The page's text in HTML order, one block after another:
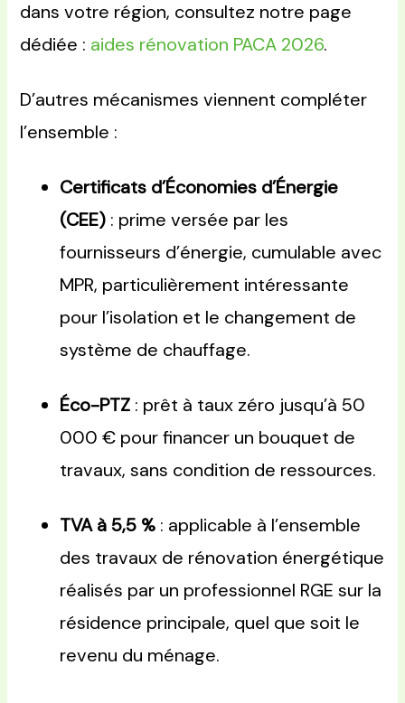
dans votre région, consultez notre page
dédiée : aides rénovation PACA 2026.
D’autres mécanismes viennent compléter
l’ensemble :
Certificats d’Économies d’Énergie
(CEE) : prime versée par les
fournisseurs d’énergie, cumulable avec
MPR, particulièrement intéressante
pour l’isolation et le changement de
système de chauffage.
Éco-PTZ : prêt à taux zéro jusqu’à 50
000 € pour financer un bouquet de
travaux, sans condition de ressources.
TVA à 5,5 % : applicable à l’ensemble
des travaux de rénovation énergétique
réalisés par un professionnel RGE sur la
résidence principale, quel que soit le
revenu du ménage.